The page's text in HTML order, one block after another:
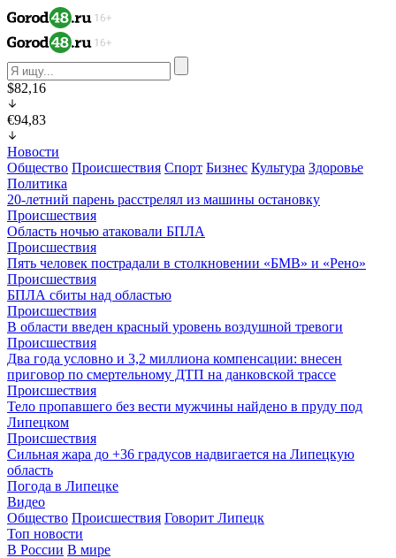
$82,16
€94,83
Новости
Общество Происшествия Спорт Бизнес Культура Здоровье
Политика
20-летний парень расстрелял из машины остановку
Происшествия
Область ночью атаковали БПЛА
Происшествия
Пять человек пострадали в столкновении «БМВ» и «Рено»
Происшествия
БПЛА сбиты над областью
Происшествия
В области введен красный уровень воздушной тревоги
Происшествия
Два года условно и 3,2 миллиона компенсации: внесен
приговор по смертельному ДТП на данковской трассе
Происшествия
Тело пропавшего без вести мужчины найдено в пруду под
Липецком
Происшествия
Сильная жара до +36 градусов надвигается на Липецкую
область
Погода в Липецке
Видео
Общество Происшествия Говорит Липецк
Топ новости
В России В мире